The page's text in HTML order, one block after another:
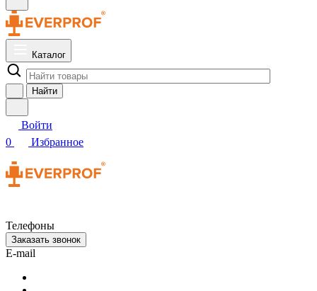
Каталог
Найти
Войти
0
Избранное
Телефоны
Заказать звонок
E-mail